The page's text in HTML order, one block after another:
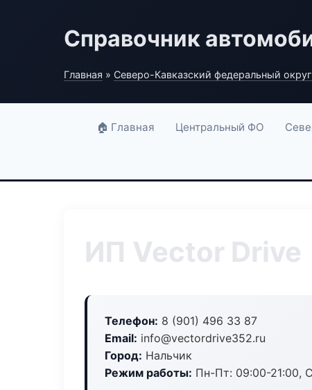
Справочник
Главная » Северо-Кавказский федеральный округ
🏠 Главная Центральный ФО
ИП Vector Drive
Телефон: 8 (901) 496 33 87
Email: info@vectordrive352.ru
Город: Нальчик
Режим работы: Пн-Пт: 09:00-21:00,